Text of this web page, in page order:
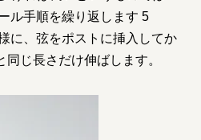
ル手順を繰り返します 5
に、弦をポストに挿入してか
じ長さだけ伸ばします。